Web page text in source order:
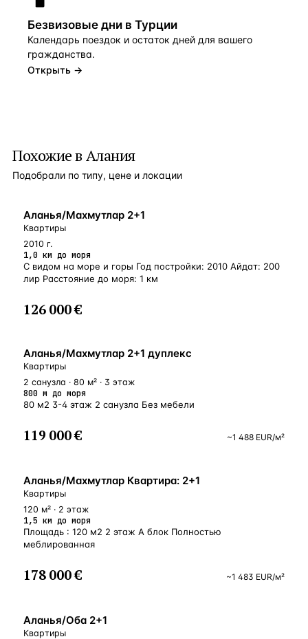
Безвизовые дни в Турции
Календарь поездок и остаток дней для вашего
гражданства.
Открыть →
Похожие в Алания
Подобрали по типу, цене и локации
БЛИЗКО К МОРЮ
Аланья/Махмутлар 2+1
Квартиры
2010 г.
1,0 км до моря
С видом на море и горы Год постройки: 2010 Айдат: 200
лир Расстояние до моря: 1 км
126 000 €
БЛИЗКО К МОРЮ
Аланья/Махмутлар 2+1 дуплекс
Квартиры
2 санузла · 80 м² · 3 этаж
800 м до моря
80 м2 3-4 этаж 2 санузла Без мебели
119 000 € ~1 488 EUR/м²
БЛИЗКО К МОРЮ
Аланья/Махмутлар Квартира: 2+1
Квартиры
120 м² · 2 этаж
1,5 км до моря
Площадь : 120 м2 2 этаж А блок Полностью
меблированная
178 000 € ~1 483 EUR/м²
У МОРЯ
Аланья/Оба 2+1
Квартиры